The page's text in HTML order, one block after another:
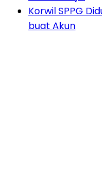
Korwil SPPG
buat Akun